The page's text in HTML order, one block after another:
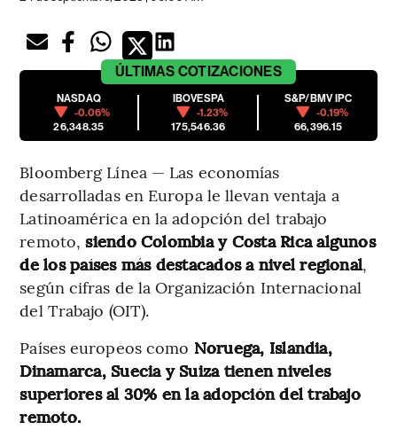
ÚLTIMAS COTIZACIONES
NASDAQ
-0.06%
26,348.35
IBOVESPA
-1.23%
175,546.36
S&P/BMV IPC
-0.19%
66,396.15
Bloomberg Línea — Las economías
desarrolladas en Europa le llevan ventaja a
Latinoamérica en la adopción del trabajo
remoto, siendo Colombia y Costa Rica algunos
de los países más destacados a nivel regional,
según cifras de la Organización Internacional
del Trabajo (OIT).
Países europeos como Noruega, Islandia,
Dinamarca, Suecia y Suiza tienen niveles
superiores al 30% en la adopción del trabajo
remoto.